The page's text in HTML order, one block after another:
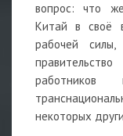
вопрос: что
Китай в своё
рабочей
работников
некоторых